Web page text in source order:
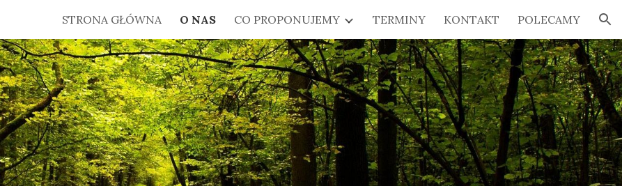
to main content Skip to navigation
STRONA GŁÓWNA O NAS CO PROPONUJEMY TERMINY KONTAKT POLECAMY